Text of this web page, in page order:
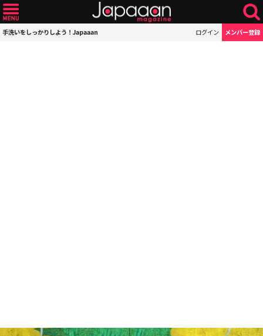
手洗いをしっかりしよう！Japaaan ログイン メンバー登録